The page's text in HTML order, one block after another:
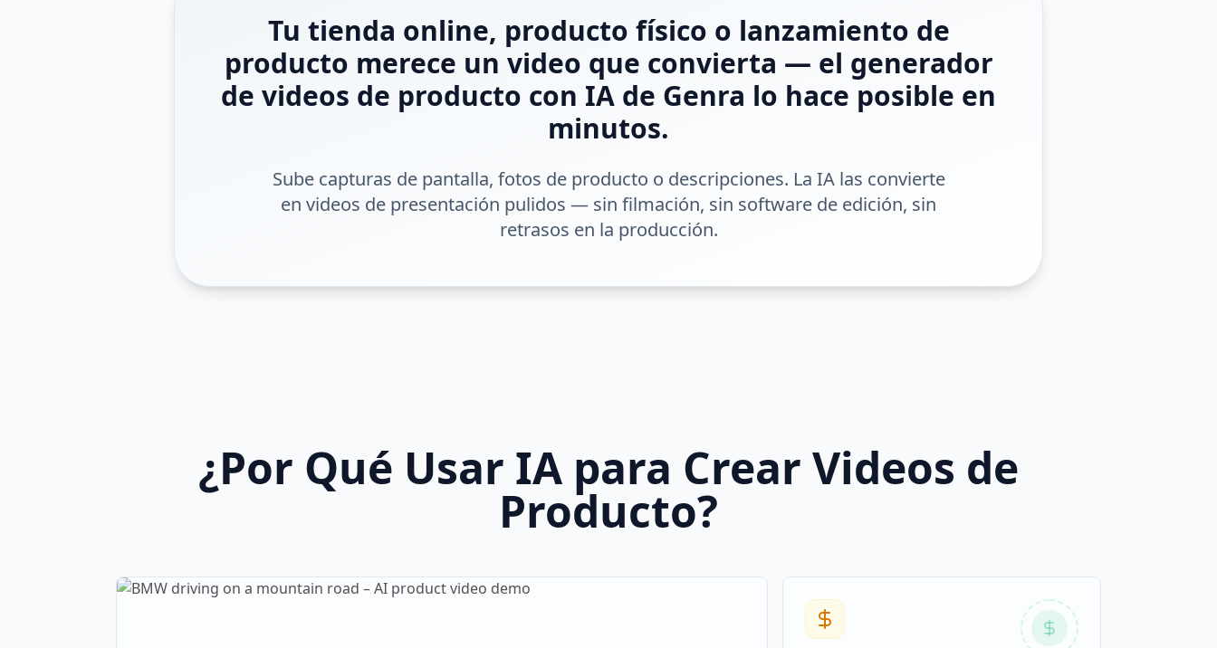
Tu tienda online, producto físico o lanzamiento de
producto merece un video que convierta — el generador
de videos de producto con IA de Genra lo hace posible en
minutos.
Sube capturas de pantalla, fotos de producto o descripciones. La IA las convierte
en videos de presentación pulidos — sin filmación, sin software de edición, sin
retrasos en la producción.
¿Por Qué Usar IA para Crear Videos de
Producto?